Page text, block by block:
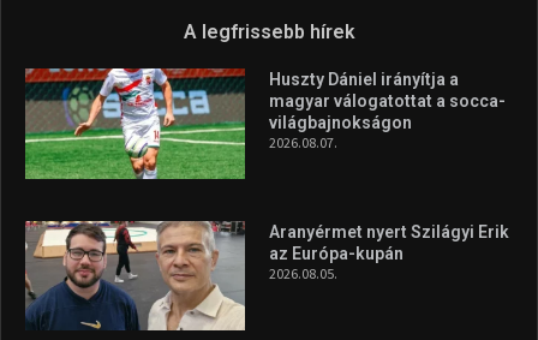
A legfrissebb hírek
Huszty Dániel irányítja a
magyar válogatottat a socca-
világbajnokságon
2026.08.07.
Aranyérmet nyert Szilágyi Erik
az Európa-kupán
2026.08.05.